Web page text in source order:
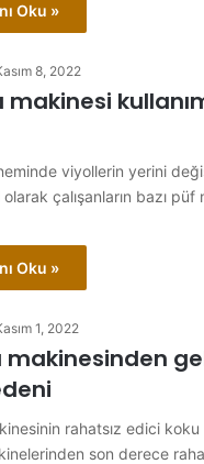
Oku »
8, 2022
makinesi
viyollerin yerini
çalışanların bazı
Oku »
1, 2022
makinesinden
rahatsız edici
son derece